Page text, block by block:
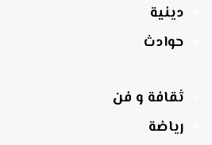
دينية
حوادث
ثقافة و فن
رياضة